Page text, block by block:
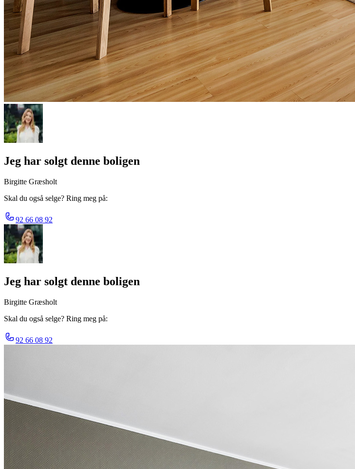
Jeg har solgt denne boligen
Birgitte Græsholt
Skal du også selge? Ring meg på:
92 66 08 92
Jeg har solgt denne boligen
Birgitte Græsholt
Skal du også selge? Ring meg på:
92 66 08 92